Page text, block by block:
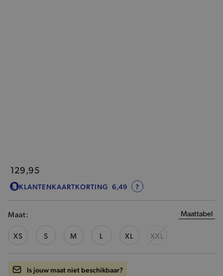
129,95
KLANTENKAARTKORTING 6,49 ?
Maat: Maattabel
XS S M L XL XXL
Is jouw maat niet beschikbaar?